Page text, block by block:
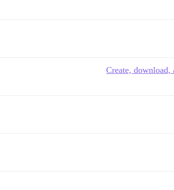
Create, download,